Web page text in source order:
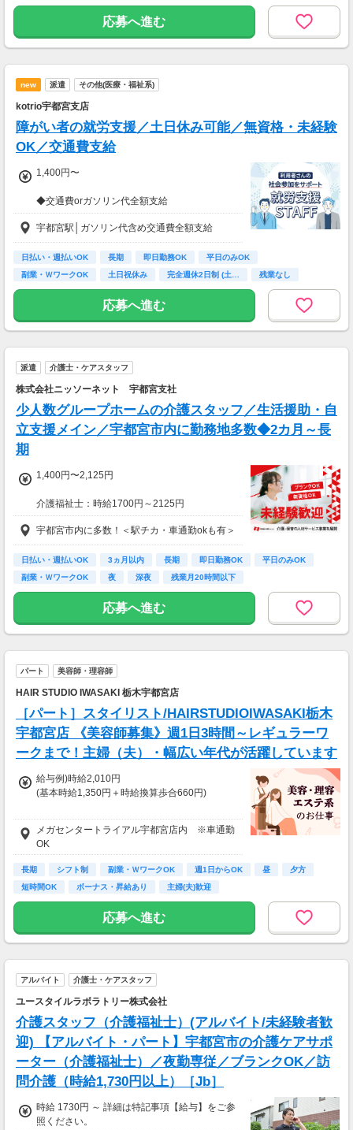
応募へ進む
new 派遣 その他(医療・福祉系)
kotrio宇都宮支店
障がい者の就労支援／土日休み可能／無資格・未経験
OK／交通費支給
1,400円〜
◆交通費orガソリン代全額支給
◆各種社会保険完備
◆資格支援制度有
◆日払い・週払い制度（各規定有）
急な出費にあんしんの制度です。
宇都宮駅│ガソリン代含め交通費全額支給
日払い・週払いOK 長期 即日勤務OK
平日のみOK
副業・ＷワークOK
土日祝休み 完全週休2日制 (土…
残業なし
ボーナス・昇給あり
応募へ進む
派遣 介護士・ケアスタッフ
株式会社ニッソーネット 宇都宮支社
少人数グループホームの介護スタッフ／生活援助・自
立支援メイン／宇都宮市内に勤務地多数◆2カ月～長
期
1,400円〜2,125円
介護福祉士：時給1700円～2125円
初任者以上：時給1500円～1875円
無資格の方：時給1400円～1750円
◆月24万以上
月収：246400円（時給1400円×8h×22日)
宇都宮市内に多数！＜駅チカ・車通勤okも有＞
日払い・週払いOK 3ヵ月以内 長期 即日勤務OK
平日のみOK
副業・ＷワークOK
夜 深夜 残業月20時間以下
応募へ進む
パート 美容師・理容師
HAIR STUDIO IWASAKI 栃木宇都宮店
［パート］スタイリスト/HAIRSTUDIOIWASAKI栃木
宇都宮店 《美容師募集》週1日3時間～レギュラーワ
ークまで！主婦（夫）・幅広い年代が活躍しています
給与例)時給2,010円
(基本時給1,350円＋時給換算歩合660円)
◎Jr.スタイリストの方も歓迎です。
給与は面接時にご相談の上、決定します。
◆土曜・日曜・祝日は時給100円アップ
◆1分単位で給与支給
◆毎月20日締め、翌月5日支払い
◆交通費全額支給
※試用期間6か月あり、試用期間後と同条件
メガセンタートライアル宇都宮店内 ※車通勤
OK
長期 シフト制 副業・ＷワークOK 週1日からOK 昼
夕方
短時間OK
ボーナス・昇給あり 主婦(夫)歓迎
応募へ進む
アルバイト 介護士・ケアスタッフ
ユースタイルラボラトリー株式会社
介護スタッフ（介護福祉士）(アルバイト/未経験者歓
迎) 【アルバイト・パート】宇都宮市の介護ケアサポ
ーター（介護福祉士）／夜勤専従／ブランクOK／訪
問介護（時給1,730円以上）［Jb］
時給 1730円 ～ 詳細は特記事項【給与】をご参
照ください。